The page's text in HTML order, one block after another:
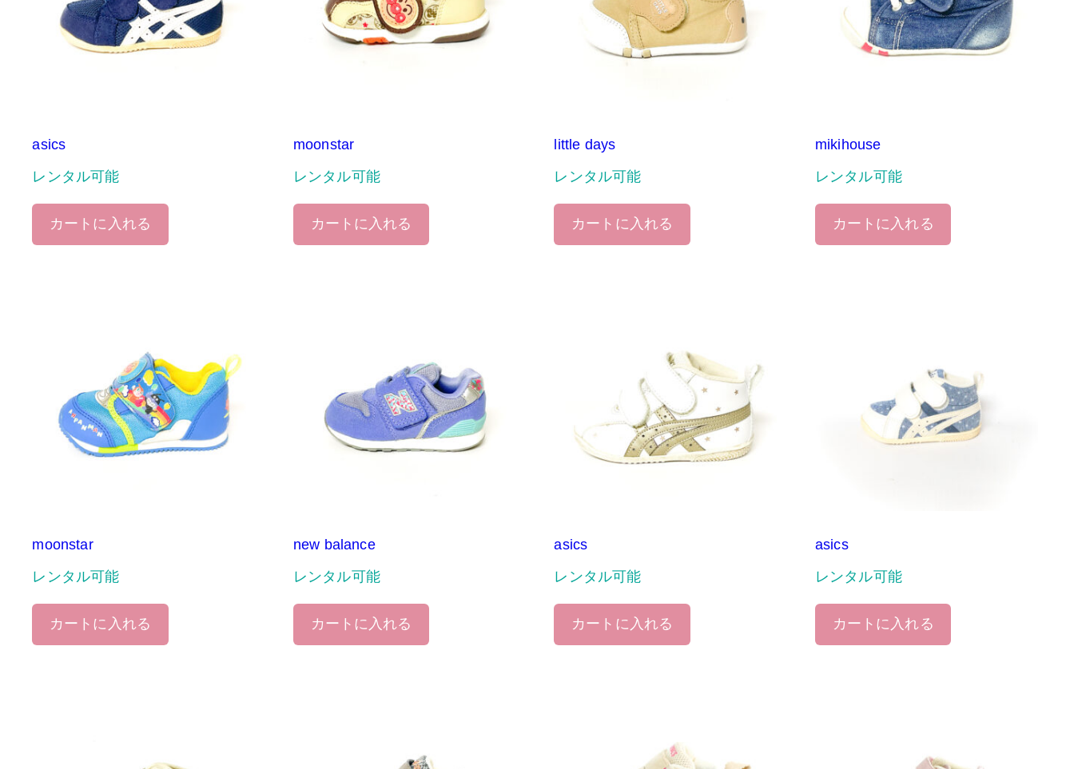
asics
レンタル可能
カートに入れる
moonstar
レンタル可能
カートに入れる
little days
レンタル可能
カートに入れる
mikihouse
レンタル可能
カートに入れる
moonstar
レンタル可能
カートに入れる
new balance
レンタル可能
カートに入れる
asics
レンタル可能
カートに入れる
asics
レンタル可能
カートに入れる